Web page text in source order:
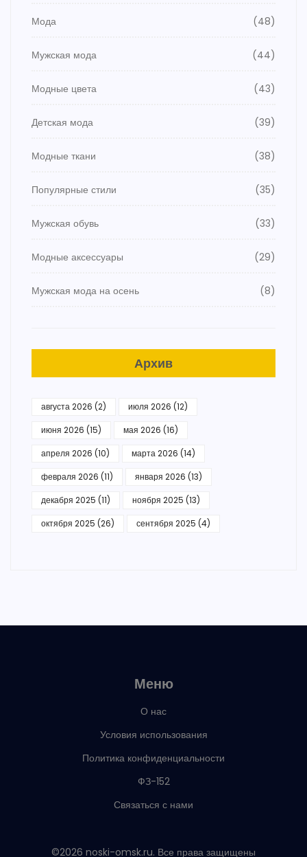
Мода (48)
Мужская мода (44)
Модные цвета (43)
Детская мода (39)
Модные ткани (38)
Популярные стили (35)
Мужская обувь (33)
Модные аксессуары (29)
Мужская мода на осень (8)
Архив
августа 2026 (2) июля 2026 (12)
июня 2026 (15) мая 2026 (16)
апреля 2026 (10) марта 2026 (14)
февраля 2026 (11) января 2026 (13)
декабря 2025 (11) ноября 2025 (13)
октября 2025 (26) сентября 2025 (4)
Меню
О нас
Условия использования
Политика конфиденциальности
ФЗ-152
Связаться с нами
©2026 noski-omsk.ru. Все права защищены